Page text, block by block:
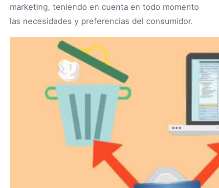
marketing, teniendo en cuenta en todo momento
las necesidades y preferencias del consumidor.